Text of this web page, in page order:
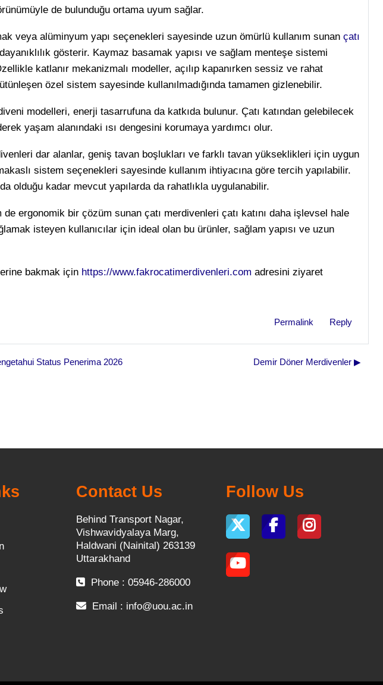
de bulunduğu ortama uyum sağlar.
veya alüminyum yapı seçenekleri sayesinde uzun ömürlü kullanım sunan çatı
gösterir. Kaymaz basamak yapısı ve sağlam menteşe sistemi
katlanır mekanizmalı modeller, açılıp kapanırken sessiz ve rahat
özel sistem sayesinde kullanılmadığında tamamen gizlenebilir.
modelleri, enerji tasarrufuna da katkıda bulunur. Çatı katından gelebilecek
yaşam alanındaki ısı dengesini korumaya yardımcı olur.
dar alanlar, geniş tavan boşlukları ve farklı tavan yükseklikleri için uygun
sistem seçenekleri sayesinde kullanım ihtiyacına göre tercih yapılabilir.
olduğu kadar mevcut yapılarda da rahatlıkla uygulanabilir.
ergonomik bir çözüm sunan çatı merdivenleri çatı katını daha işlevsel hale
isteyen kullanıcılar için ideal olan bu ürünler, sağlam yapısı ve uzun
bakmak için https://www.fakrocatimerdivenleri.com adresini ziyaret
Permalink Reply
Status Penerima 2026 Demir Döner Merdivenler ▶︎
Contact Us
Behind Transport Nagar,
Vishwavidyalaya Marg,
Haldwani (Nainital) 263139
Uttarakhand
Phone : 05946-286000
Email : info@uou.ac.in
Follow Us